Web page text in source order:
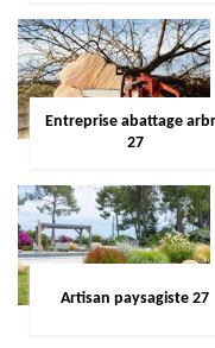
Entreprise abattage
27
Artisan paysagiste 27